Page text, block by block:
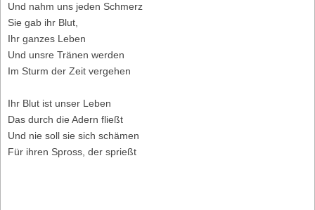
Und nahm uns jeden Schmerz
Sie gab ihr Blut,
Ihr ganzes Leben
Und unsre Tränen werden
Im Sturm der Zeit vergehen
Ihr Blut ist unser Leben
Das durch die Adern fließt
Und nie soll sie sich schämen
Für ihren Spross, der sprießt